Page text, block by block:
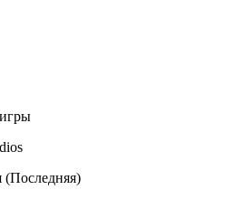
(Последняя)